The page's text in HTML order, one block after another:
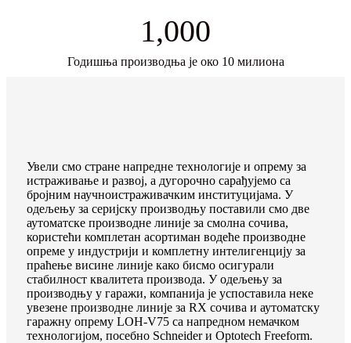
1,000
Годишња производња је око 10 милиона
Увели смо стране напредне технологије и опрему за
истраживање и развој, а дугорочно сарађујемо са
бројним научноистраживачким институцијама. У
одељењу за серијску производњу поставили смо две
аутоматске производне линије за смолна сочива,
користећи комплетан асортиман водеће производне
опреме у индустрији и комплетну интелигенцију за
праћење висине линије како бисмо осигурали
стабилност квалитета производа. У одељењу за
производњу у гаражи, компанија је успоставила неке
увезене производне линије за RX сочива и аутоматску
гаражну опрему LOH-V75 са напредном немачком
технологијом, посебно Schneider и Optotech Freeform.